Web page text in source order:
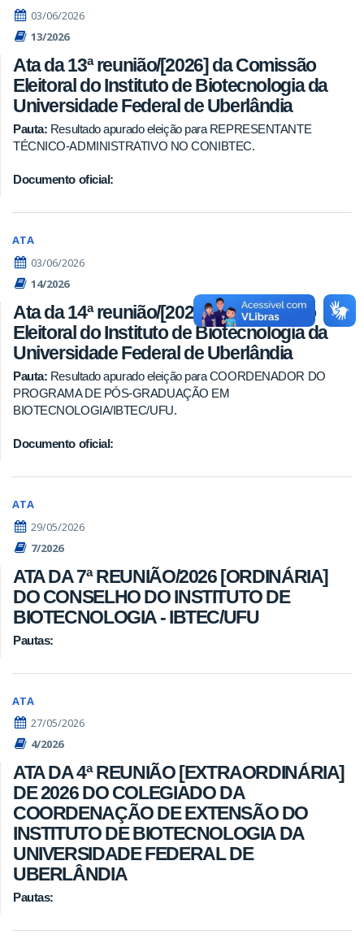
03/06/2026
13/2026
Ata da 13ª reunião/[2026] da Comissão
Eleitoral do Instituto de Biotecnologia da
Universidade Federal de Uberlândia
Pauta: Resultado apurado eleição para REPRESENTANTE
TÉCNICO-ADMINISTRATIVO NO CONIBTEC.
Documento oficial:
ATA
03/06/2026
14/2026
Ata da 14ª reunião/[2026] da Comissão
Eleitoral do Instituto de Biotecnologia da
Universidade Federal de Uberlândia
Pauta: Resultado apurado eleição para COORDENADOR DO
PROGRAMA DE PÓS-GRADUAÇÃO EM
BIOTECNOLOGIA/IBTEC/UFU.
Documento oficial:
ATA
29/05/2026
7/2026
ATA DA 7ª REUNIÃO/2026 [ORDINÁRIA]
DO CONSELHO DO INSTITUTO DE
BIOTECNOLOGIA - IBTEC/UFU
Pautas:
ATA
27/05/2026
4/2026
ATA DA 4ª REUNIÃO [EXTRAORDINÁRIA]
DE 2026 DO COLEGIADO DA
COORDENAÇÃO DE EXTENSÃO DO
INSTITUTO DE BIOTECNOLOGIA DA
UNIVERSIDADE FEDERAL DE
UBERLÂNDIA
Pautas: